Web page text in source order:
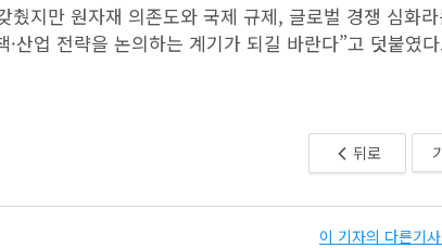
지만 원자재 의존도와 국제 규제, 글로벌 경쟁 심화
산업 전략을 논의하는 계기가 되길 바란다”고 덧붙였
뒤로
이 기자의 다른기